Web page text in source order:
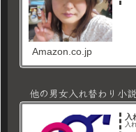
Amazon.co.jp
他の男女入れ替わり小
入
入